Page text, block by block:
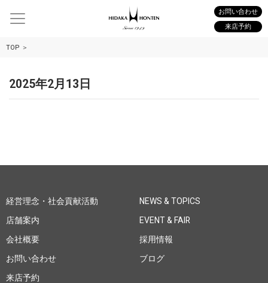
お問い合わせ
来店予約
TOP
2025年2月13日
経営理念・社会貢献活動
店舗案内
会社概要
お問い合わせ
来店予約
NEWS & TOPICS
EVENT & FAIR
採用情報
ブログ